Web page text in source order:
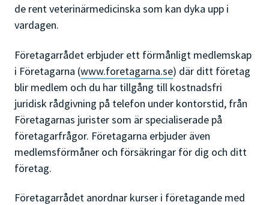
de rent veterinärmedicinska som kan dyka upp i
vardagen.
Företagarrådet erbjuder ett förmånligt medlemskap
i Företagarna (www.foretagarna.se) där ditt företag
blir medlem och du har tillgång till kostnadsfri
juridisk rådgivning på telefon under kontorstid, från
Företagarnas jurister som är specialiserade på
företagarfrågor. Företagarna erbjuder även
medlemsförmåner och försäkringar för dig och ditt
företag.
Företagarrådet anordnar kurser i företagande med